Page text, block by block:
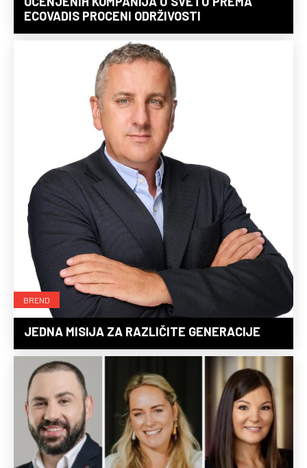
ECOVADIS PROCENI ODRŽIVOSTI
BREND
JEDNA MISIJA ZA RAZLIČITE GENERACIJE